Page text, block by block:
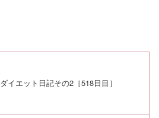
ダイエット日記その2［518日目］